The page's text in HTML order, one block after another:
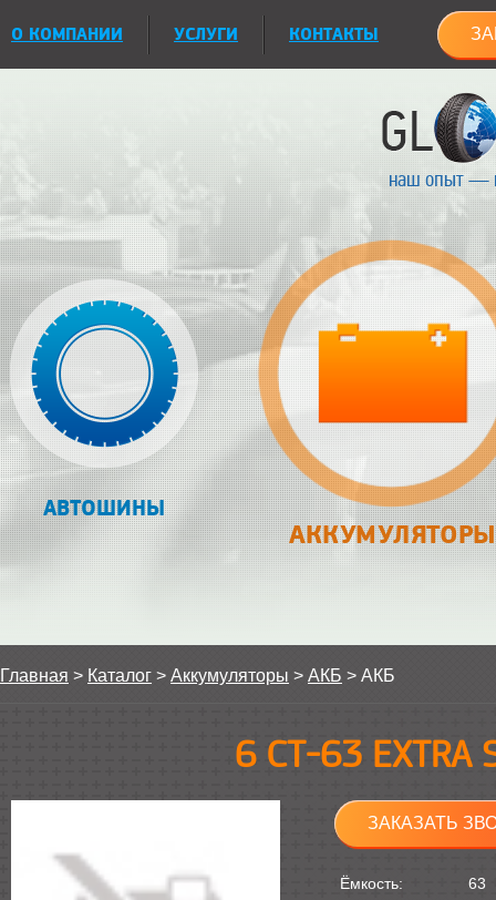
О КОМПАНИИ УСЛУГИ КОНТАКТЫ
наш опыт —
АВТОШИНЫ
АККУМУЛЯТОРЫ
Главная > Каталог > Аккумуляторы > АКБ > АКБ
6 СТ-63 EXTRA
ЗАКАЗАТЬ
Ёмкость:
63